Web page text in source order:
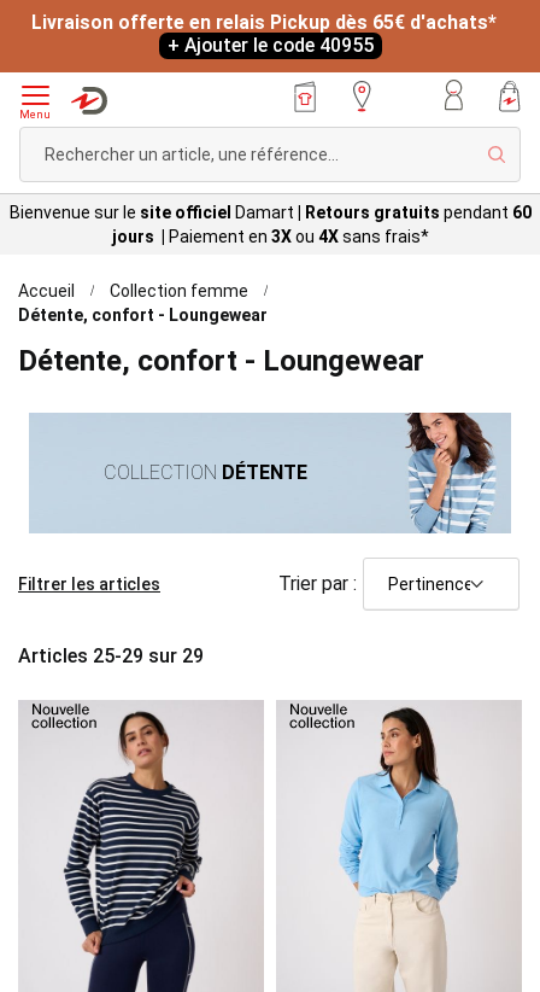
Livraison offerte en relais Pickup dès 65€ d'achats*
+ Ajouter le code 40955
Menu
Bienvenue sur le site officiel Damart Retours gratuits pendant 60
jours |
Paiement en 3Xou 4Xsans frais*
Accueil
Collection femme
Détente, confort - Loungewear
Détente, confort - Loungewear
COLLECTION DÉTENTE
Articles 25-29 sur 29
Trier par :
Filtrer les articles